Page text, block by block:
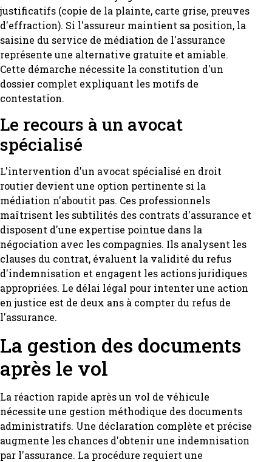
justificatifs (copie de la plainte, carte grise, preuves
d'effraction). Si l'assureur maintient sa position, la
saisine du service de médiation de l'assurance
représente une alternative gratuite et amiable.
Cette démarche nécessite la constitution d'un
dossier complet expliquant les motifs de
contestation.
Le recours à un avocat
spécialisé
L'intervention d'un avocat spécialisé en droit
routier devient une option pertinente si la
médiation n'aboutit pas. Ces professionnels
maîtrisent les subtilités des contrats d'assurance et
disposent d'une expertise pointue dans la
négociation avec les compagnies. Ils analysent les
clauses du contrat, évaluent la validité du refus
d'indemnisation et engagent les actions juridiques
appropriées. Le délai légal pour intenter une action
en justice est de deux ans à compter du refus de
l'assurance.
La gestion des documents
après le vol
La réaction rapide après un vol de véhicule
nécessite une gestion méthodique des documents
administratifs. Une déclaration complète et précise
augmente les chances d'obtenir une indemnisation
par l'assurance. La procédure requiert une